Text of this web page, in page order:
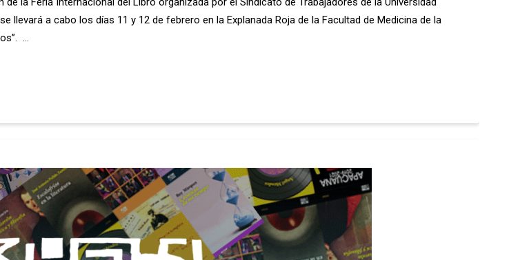
llevará a cabo los días 11 y 12 de febrero en la Explanada Roja de la Facultad de Medicina de la
…